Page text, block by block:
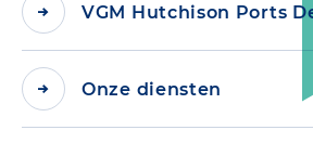
VGM Hutchison Ports
Onze diensten